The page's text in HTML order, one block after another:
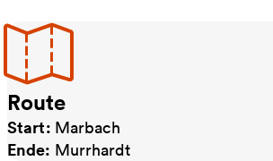
Route
Start: Marbach
Ende: Murrhardt